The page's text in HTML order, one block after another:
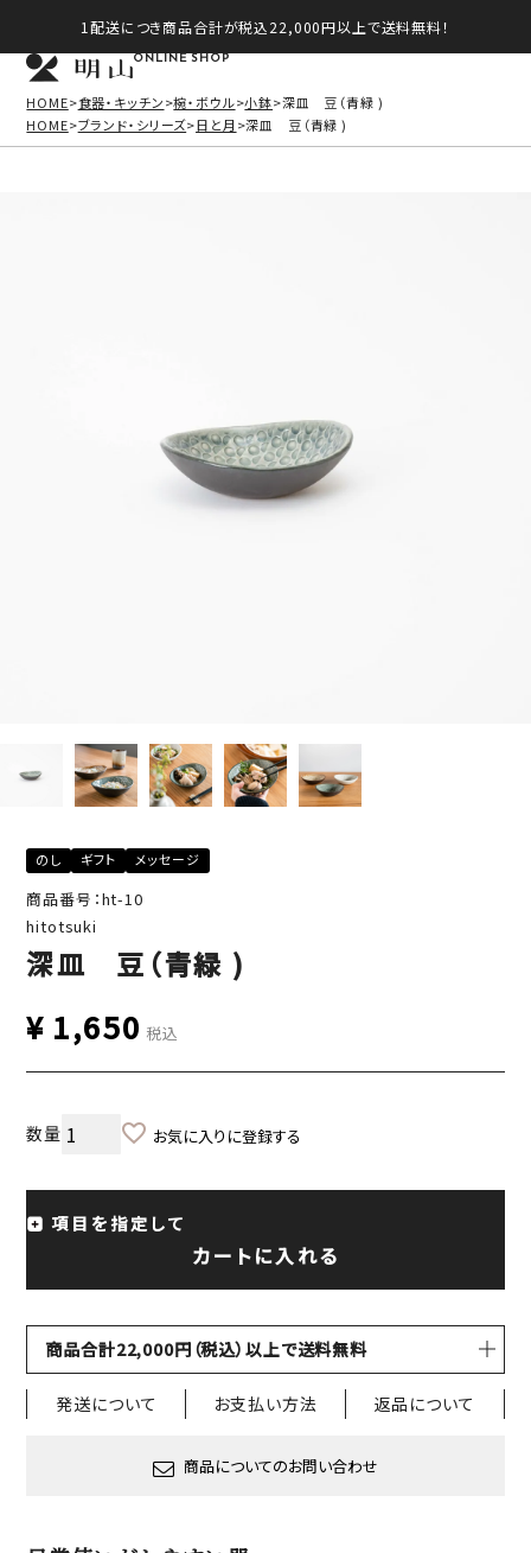
1配送につき商品合計が税込22,000円以上で送料無料！
ONLINE SHOP
HOME 食器・キッチン 椀・ボウル 小鉢 深皿 豆（青緑 )
HOME ブランド・シリーズ 日と月 深皿 豆（青緑 )
のし ギフト メッセージ
商品番号：ht-10
hitotsuki
深皿 豆（青緑 )
¥ 1,650 税込
お気に入りに登録する
項目を指定して
カートに入れる
商品合計22,000円（税込）以上で送料無料
発送について お支払い方法 返品について
商品についてのお問い合わせ